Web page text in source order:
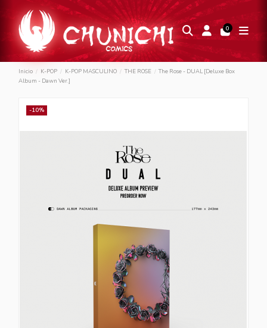
0
Inicio K-POP K-POP MASCULINO THE ROSE
The Rose - DUAL [Deluxe Box
Album - Dawn Ver.]
-10%